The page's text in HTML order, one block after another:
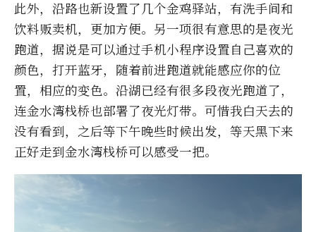
此外，沿路也新设置了几个金鸡驿站，有洗手间和
饮料贩卖机，更加方便。另一项很有意思的是夜光
跑道，据说是可以通过手机小程序设置自己喜欢的
颜色，打开蓝牙，随着前进跑道就能感应你的位
置，相应的变色。沿湖已经有很多段夜光跑道了，
连金水湾栈桥也部署了夜光灯带。可惜我白天去的
没有看到，之后等下午晚些时候出发，等天黑下来
正好走到金水湾栈桥可以感受一把。